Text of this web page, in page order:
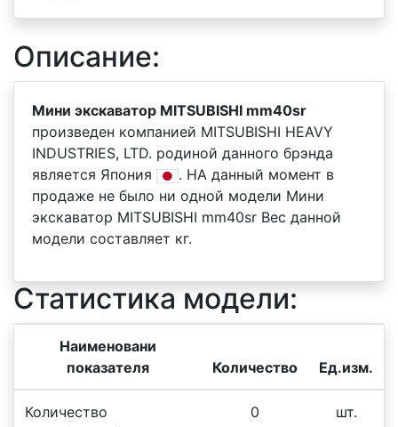
Описание:
Мини экскаватор MITSUBISHI mm40sr
произведен компанией MITSUBISHI HEAVY
INDUSTRIES, LTD. родиной данного брэнда
является Япония
. НА данный момент в
продаже не было ни одной модели Мини
экскаватор MITSUBISHI mm40sr Вес данной
модели составляет кг.
Статистика модели:
Наименовани
показателя
Количество Ед.изм.
Количество
0 шт.